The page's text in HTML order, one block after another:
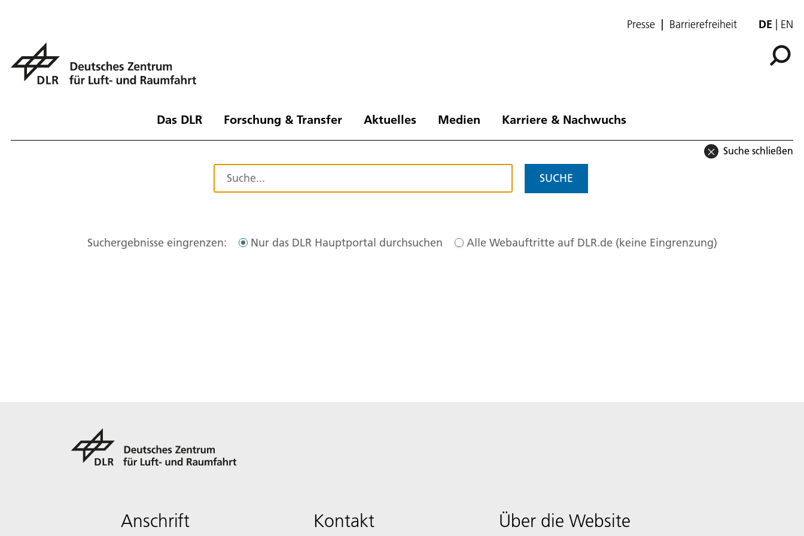
Presse Barrierefreiheit DE EN
Das DLR Forschung & Transfer Aktuelles Medien Karriere & Nachwuchs
Suche schließen
SUCHE
Suchergebnisse eingrenzen: Nur das DLR Hauptportal durchsuchen Alle Webauftritte auf DLR.de (keine Eingrenzung)
Anschrift Kontakt Über die Website